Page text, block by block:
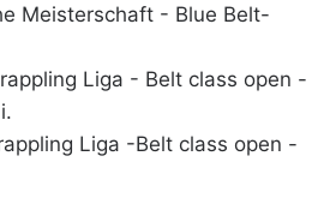
Meisterschaft - Blue Belt-
Liga - Belt class open -
Liga -Belt class open -